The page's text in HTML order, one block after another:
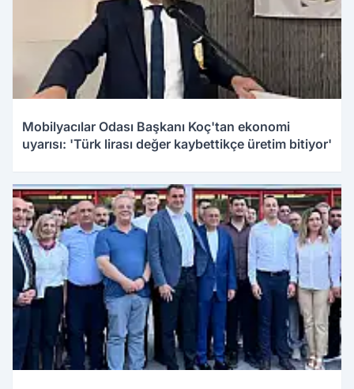
Mobilyacılar Odası Başkanı Koç'tan ekonomi
uyarısı: 'Türk lirası değer kaybettikçe üretim bitiyor'